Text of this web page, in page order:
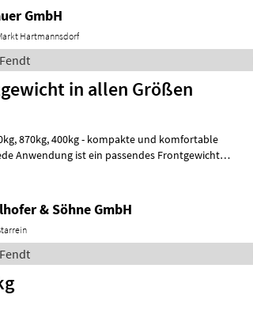
GmbH
Hartmannsdorf
in allen Größen
& Söhne GmbH